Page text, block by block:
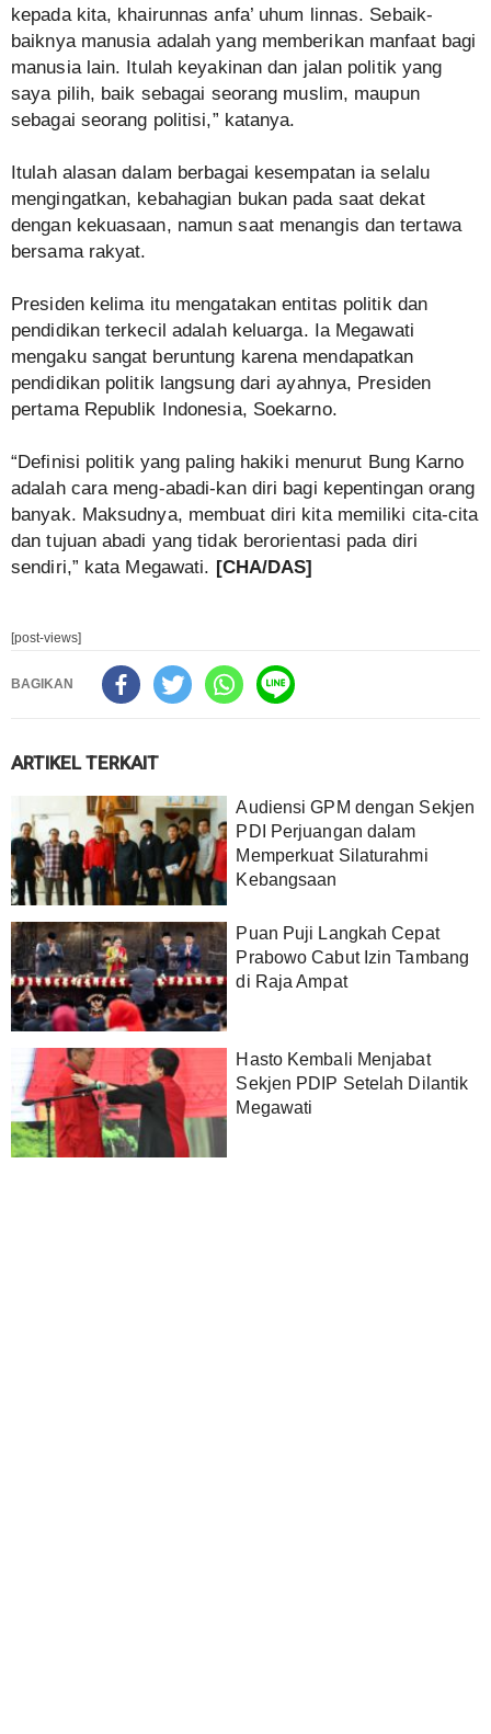
kepada kita, khairunnas anfa’ uhum linnas. Sebaik-
baiknya manusia adalah yang memberikan manfaat bagi
manusia lain. Itulah keyakinan dan jalan politik yang
saya pilih, baik sebagai seorang muslim, maupun
sebagai seorang politisi,” katanya.
Itulah alasan dalam berbagai kesempatan ia selalu
mengingatkan, kebahagian bukan pada saat dekat
dengan kekuasaan, namun saat menangis dan tertawa
bersama rakyat.
Presiden kelima itu mengatakan entitas politik dan
pendidikan terkecil adalah keluarga. Ia Megawati
mengaku sangat beruntung karena mendapatkan
pendidikan politik langsung dari ayahnya, Presiden
pertama Republik Indonesia, Soekarno.
“Definisi politik yang paling hakiki menurut Bung Karno
adalah cara meng-abadi-kan diri bagi kepentingan orang
banyak. Maksudnya, membuat diri kita memiliki cita-cita
dan tujuan abadi yang tidak berorientasi pada diri
sendiri,” kata Megawati. [CHA/DAS]
[post-views]
BAGIKAN
ARTIKEL TERKAIT
Audiensi GPM dengan Sekjen
PDI Perjuangan dalam
Memperkuat Silaturahmi
Kebangsaan
Puan Puji Langkah Cepat
Prabowo Cabut Izin Tambang
di Raja Ampat
‎Hasto Kembali Menjabat
Sekjen PDIP Setelah Dilantik
Megawati